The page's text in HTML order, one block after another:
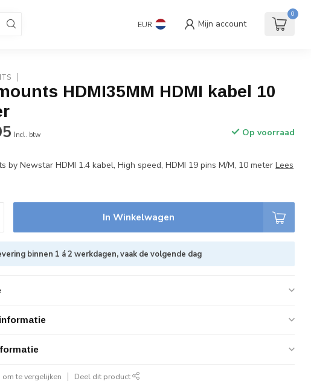
EUR Mijn account
0
HDMI35MM HDMI kabel 10
Incl. btw Op voorraad
by Newstar HDMI 1.4 kabel, High speed, HDMI 19 pins M/M, 10 meterLees
In Winkelwagen
binnen 1 á 2 werkdagen, vaak de volgende dag
om te vergelijken Deel dit product